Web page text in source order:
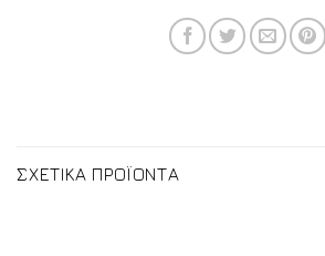
ΣΧΕΤΙΚΑ ΠΡΟΪΟΝΤΑ